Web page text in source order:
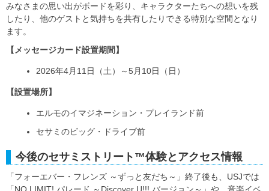
みなさまの思い出がボードを彩り、キャラクターたちへの想いを残
したり、他のゲストと気持ちを共有したりできる特別な空間となり
ます。
【メッセージカード設置期間】
2026年4月11日（土）～5月10日（日）
【設置場所】
エルモのイマジネーション・プレイランド前
セサミのビッグ・ドライブ前
今後のセサミストリート™体験とアクセス情報
「フォーエバー・フレンズ ～ずっと友だち～」終了後も、USJでは